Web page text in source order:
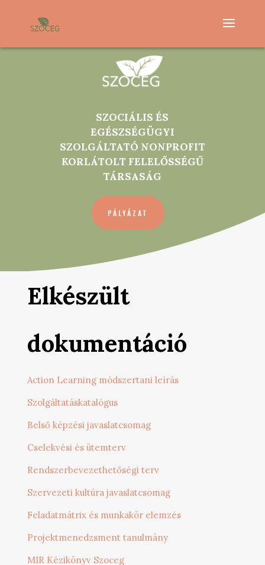
SZOCIÁLIS ÉS
EGÉSZSÉGÜGYI
SZOLGÁLTATÓ NONPROFIT
KORLÁTOLT FELELŐSSÉGŰ
TÁRSASÁG
PÁLYÁZAT
Elkészült
dokumentáció
Action Learning módszertani leírás
Szolgáltatáskatalógus
Belső képzési javaslatcsomag
Cselekvési és ütemterv
Rendszerbevezethetőségi terv
Szervezeti kultúra javaslatcsomag
Feladatmátrix és munkakör elemzés
Projektmenedzsment tanulmány
MIR Kézikönyv Szoceg